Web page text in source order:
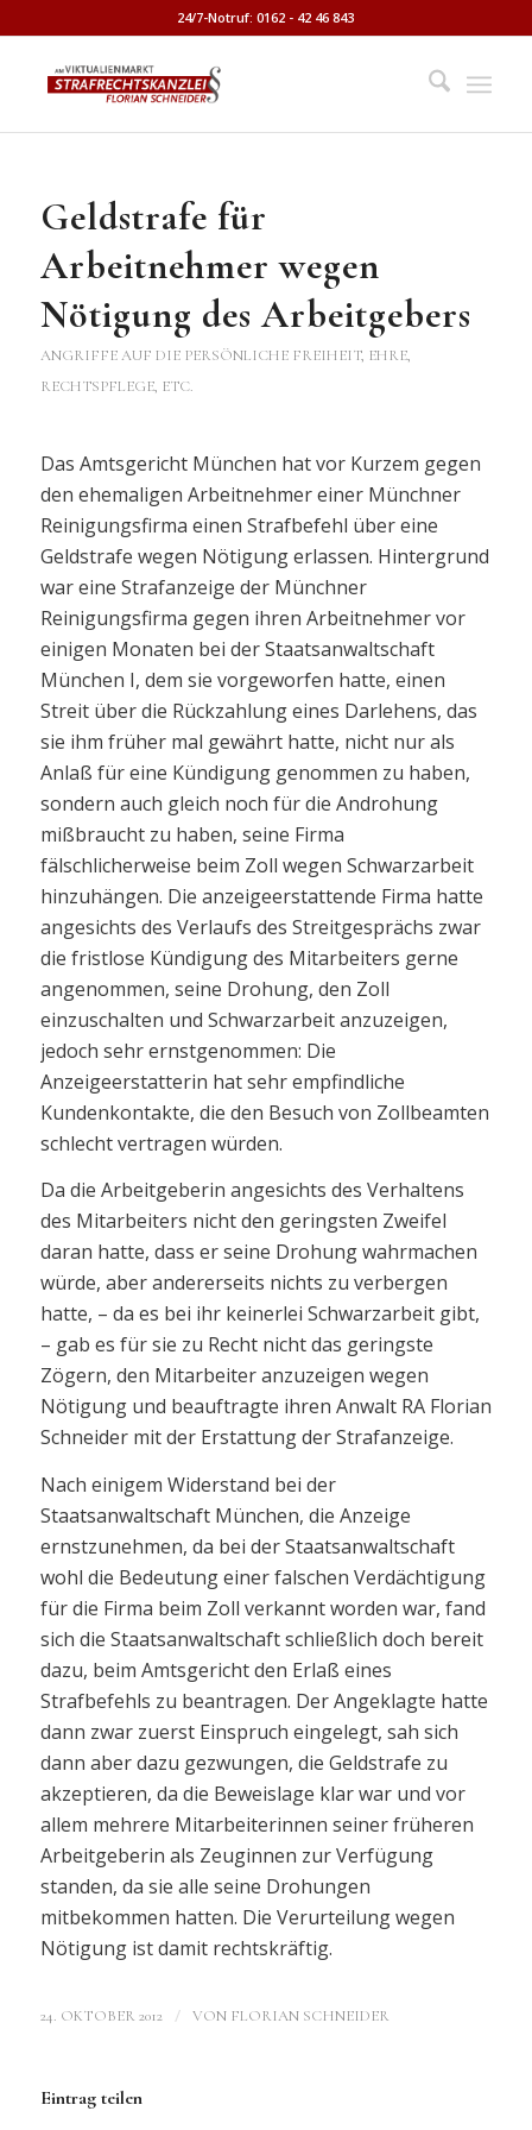
24/7-Notruf: 0162 - 42 46 843
Geldstrafe für
Arbeitnehmer wegen
Nötigung des Arbeitgebers
ANGRIFFE AUF DIE PERSÖNLICHE FREIHEIT, EHRE,
RECHTSPFLEGE, ETC.
Das Amtsgericht München hat vor Kurzem gegen
den ehemaligen Arbeitnehmer einer Münchner
Reinigungsfirma einen Strafbefehl über eine
Geldstrafe wegen Nötigung erlassen. Hintergrund
war eine Strafanzeige der Münchner
Reinigungsfirma gegen ihren Arbeitnehmer vor
einigen Monaten bei der Staatsanwaltschaft
München I, dem sie vorgeworfen hatte, einen
Streit über die Rückzahlung eines Darlehens, das
sie ihm früher mal gewährt hatte, nicht nur als
Anlaß für eine Kündigung genommen zu haben,
sondern auch gleich noch für die Androhung
mißbraucht zu haben, seine Firma
fälschlicherweise beim Zoll wegen Schwarzarbeit
hinzuhängen. Die anzeigeerstattende Firma hatte
angesichts des Verlaufs des Streitgesprächs zwar
die fristlose Kündigung des Mitarbeiters gerne
angenommen, seine Drohung, den Zoll
einzuschalten und Schwarzarbeit anzuzeigen,
jedoch sehr ernstgenommen: Die
Anzeigeerstatterin hat sehr empfindliche
Kundenkontakte, die den Besuch von Zollbeamten
schlecht vertragen würden.
Da die Arbeitgeberin angesichts des Verhaltens
des Mitarbeiters nicht den geringsten Zweifel
daran hatte, dass er seine Drohung wahrmachen
würde, aber andererseits nichts zu verbergen
hatte, – da es bei ihr keinerlei Schwarzarbeit gibt,
– gab es für sie zu Recht nicht das geringste
Zögern, den Mitarbeiter anzuzeigen wegen
Nötigung und beauftragte ihren Anwalt RA Florian
Schneider mit der Erstattung der Strafanzeige.
Nach einigem Widerstand bei der
Staatsanwaltschaft München, die Anzeige
ernstzunehmen, da bei der Staatsanwaltschaft
wohl die Bedeutung einer falschen Verdächtigung
für die Firma beim Zoll verkannt worden war, fand
sich die Staatsanwaltschaft schließlich doch bereit
dazu, beim Amtsgericht den Erlaß eines
Strafbefehls zu beantragen. Der Angeklagte hatte
dann zwar zuerst Einspruch eingelegt, sah sich
dann aber dazu gezwungen, die Geldstrafe zu
akzeptieren, da die Beweislage klar war und vor
allem mehrere Mitarbeiterinnen seiner früheren
Arbeitgeberin als Zeuginnen zur Verfügung
standen, da sie alle seine Drohungen
mitbekommen hatten. Die Verurteilung wegen
Nötigung ist damit rechtskräftig.
24. OKTOBER 2012 / VON FLORIAN SCHNEIDER
Eintrag teilen